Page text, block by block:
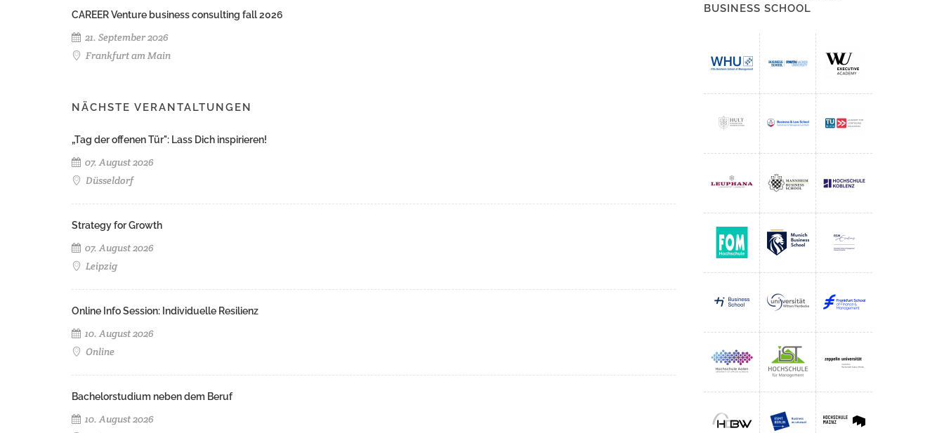
CAREER Venture business consulting fall 2026
21. September 2026
Frankfurt am Main
NÄCHSTE VERANTALTUNGEN
„Tag der offenen Tür": Lass Dich inspirieren!
07. August 2026
Düsseldorf
Strategy for Growth
07. August 2026
Leipzig
Online Info Session: Individuelle Resilienz
10. August 2026
Online
Bachelorstudium neben dem Beruf
10. August 2026
BUSINESS SCHOOL